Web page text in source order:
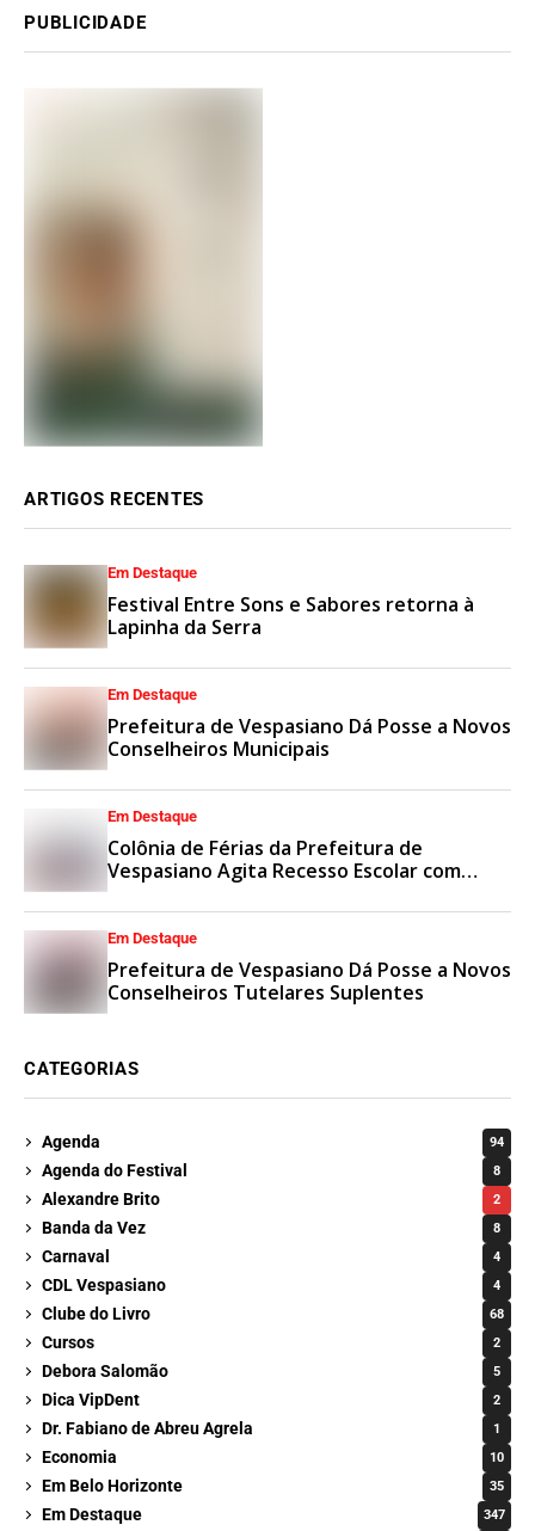
PUBLICIDADE
ARTIGOS RECENTES
Em Destaque
Festival Entre Sons e Sabores retorna à
Lapinha da Serra
Em Destaque
Prefeitura de Vespasiano Dá Posse a Novos
Conselheiros Municipais
Em Destaque
Colônia de Férias da Prefeitura de
Vespasiano Agita Recesso Escolar com
Em Destaque
Prefeitura de Vespasiano Dá Posse a Novos
Conselheiros Tutelares Suplentes
CATEGORIAS
Agenda 94
Agenda do Festival 8
Alexandre Brito 2
Banda da Vez 8
Carnaval 4
CDL Vespasiano 4
Clube do Livro 68
Cursos 2
Debora Salomão 5
Dica VipDent 2
Dr. Fabiano de Abreu Agrela 1
Economia 10
Em Belo Horizonte 35
Em Destaque 347